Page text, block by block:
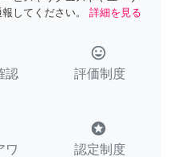
してください。
詳細を見る
認
tag_faces
評価制度
ワ
stars
認定制度